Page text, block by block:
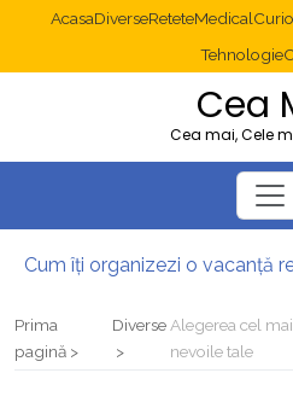
AcasaDiverseReteteMedical
Tehnologie
Cea
Cea mai, Cele
Cum îți organizezi o vacanță
Prima
pagină
Diverse Alegerea cel
nevoile tale